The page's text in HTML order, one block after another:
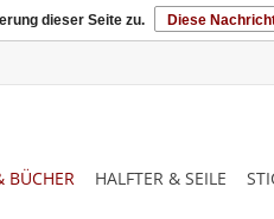
BÜCHER HALFTER & SEILE
dieser Seite zu. Diese